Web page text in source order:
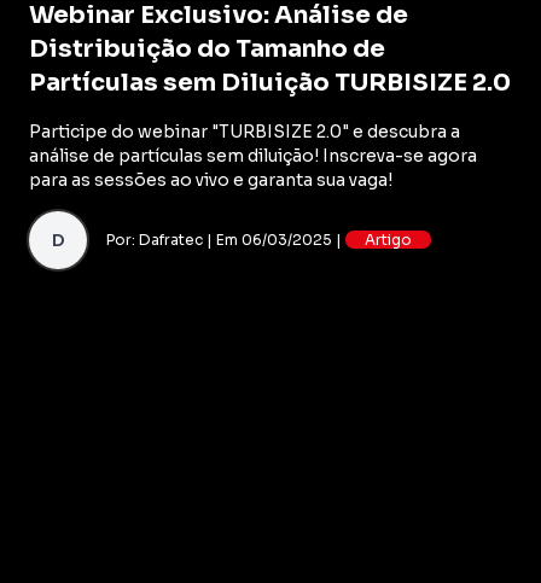
Webinar Exclusivo: Análise de
Distribuição do Tamanho de
Partículas sem Diluição TURBISIZE 2.0
Participe do webinar "TURBISIZE 2.0" e descubra a
análise de partículas sem diluição! Inscreva-se agora
para as sessões ao vivo e garanta sua vaga!
D Por: Dafratec | Em 06/03/2025 | Artigo